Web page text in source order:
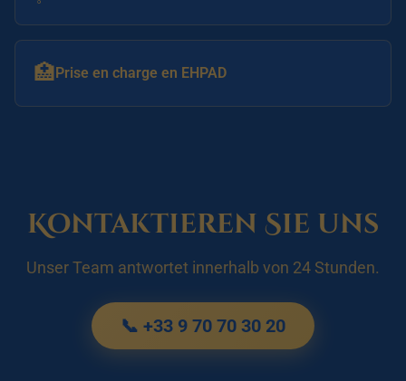
🏥Prise en charge en EHPAD
Kontaktieren Sie uns
Unser Team antwortet innerhalb von 24 Stunden.
📞 +33 9 70 70 30 20